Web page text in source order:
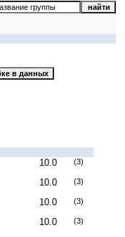
10.0 (3)
10.0 (3)
10.0 (3)
10.0 (3)